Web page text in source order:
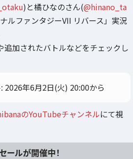
)と橘ひなのさん(@hinano_ta
ルファンタジーVII リバース」実況
追加されたバトルなどをチェックし
2026年6月2日(火) 20:00から
のYouTubeチャンネルにて視
ールが開催中！